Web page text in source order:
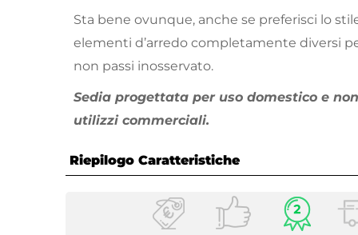
Sta bene ovunque, anche se preferisci lo
elementi d’arredo completamente diversi
non passi inosservato.
Sedia progettata per uso domestico e
utilizzi commerciali.
Riepilogo Caratteristiche
Caratteristiche
Sedia